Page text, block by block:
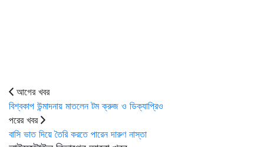
আগের খবর
বিশ্বকাপ উন্মাদনায় মাতলেন টম ক্রুজ ও ডিক্যাপ্রিও
পরের খবর
বাসি ভাত দিয়ে তৈরি করতে পারেন দারুণ নাস্তা